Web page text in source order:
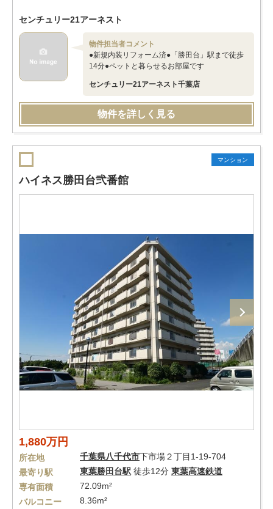
センチュリー21アーネスト
物件担当者コメント
●新規内装リフォーム済●「勝田台」駅まで徒歩
14分●ペットと暮らせるお部屋です
センチュリー21アーネスト千葉店
物件を詳しく見る
マンション
ハイネス勝田台弐番館
1,880万円
所在地 千葉県八千代市下市場２丁目1-19-704
最寄り駅
東葉勝田台駅 徒歩12分 東葉高速鉄道
専有面積
72.09m²
バルコニー
8.36m²